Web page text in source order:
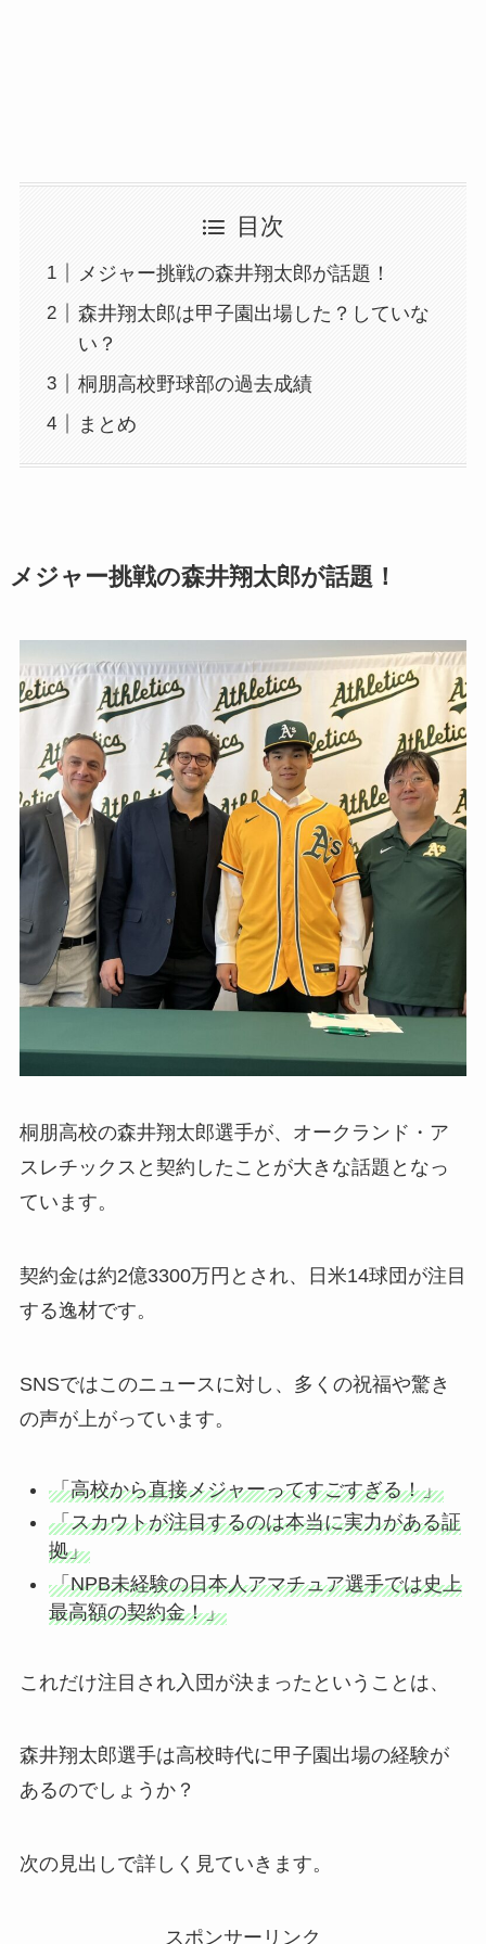
目次
メジャー挑戦の森井翔太郎が話題！
森井翔太郎は甲子園出場した？していな
い？
桐朋高校野球部の過去成績
まとめ
メジャー挑戦の森井翔太郎が話題！
桐朋高校の森井翔太郎選手が、オークランド・ア
スレチックスと契約したことが大きな話題となっ
ています。
契約金は約2億3300万円とされ、日米14球団が注目
する逸材です。
SNSではこのニュースに対し、多くの祝福や驚き
の声が上がっています。
「高校から直接メジャーってすごすぎる！」
「スカウトが注目するのは本当に実力がある証
拠」
「NPB未経験の日本人アマチュア選手では史上
最高額の契約金！」
これだけ注目され入団が決まったということは、
森井翔太郎選手は高校時代に甲子園出場の経験が
あるのでしょうか？
次の見出しで詳しく見ていきます。
スポンサーリンク